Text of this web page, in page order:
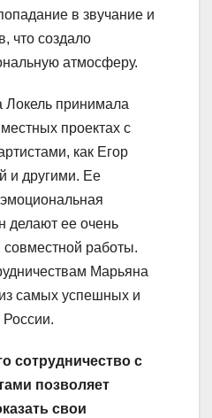
в звучание и
что создало
атмосферу.
Локель принимала
проектах с
как Егор
и другими. Ее
делают ее очень
работы.
Марьяна
самых успешных и
сотрудничество с
позволяет
свои